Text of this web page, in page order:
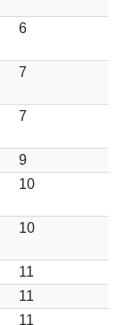
6
7
7
9
10
10
11
11
11